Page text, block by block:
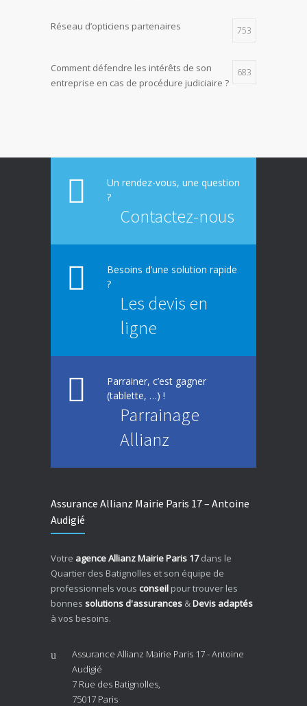
Réseau d’opticiens partenaires 753
Comment défendre les intérêts de son
entreprise en cas de procédure judiciaire ?
683
entreprises
Un rendez-vous, une question
?
Contactez-nous
Besoins d’une solution rapide
?
Les devis en
ligne
Parrainer, c’est gagner
(tablette, …) !
Parrainage
Allianz
Assurance Allianz Mairie Paris 17 – Antoine
Audigié
Votre agence Allianz Mairie Paris 17dans le
Quartier des Batignolles et son équipe de
professionnels vous conseil pour trouver les
bonnes solutions d'assurances &Devis adaptés
à vos besoins.
Assurance Allianz Mairie Paris 17 - Antoine
Audigié
7 Rue des Batignolles,
75017 Paris